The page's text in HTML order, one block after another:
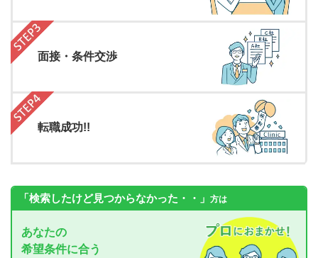
面接・条件交渉
転職成功!!
「検索したけど見つからなかった・・」 方は
あなたの
希望条件に合う